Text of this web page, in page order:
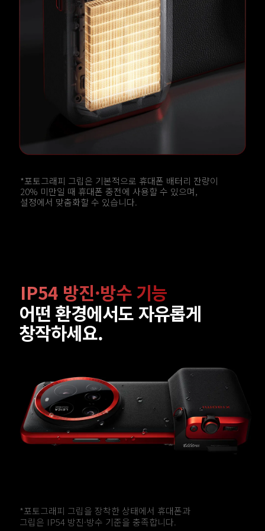
*포토그래피 그립은 기본적으로 휴대폰 배터리 잔량이
20% 미만일 때 휴대폰 충전에 사용할 수 있으며,
설정에서 맞춤화할 수 있습니다.
IP54 방진·방수 기능
어떤 환경에서도 자유롭게
창작하세요.
*포토그래피 그립을 장착한 상태에서 휴대폰과
그립은 IP54 방진·방수 기준을 충족합니다.